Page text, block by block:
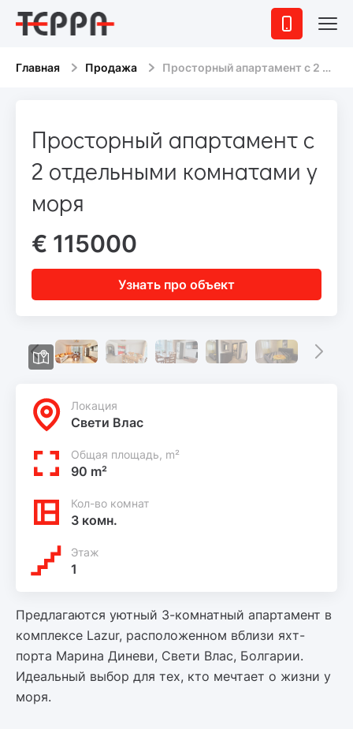
Главная Продажа Просторный апартамент с 2 отдельными комнатами у моря
Просторный апартамент с
2 отдельными комнатами у
моря
€ 115000
Узнать про объект
Локация
Свети Влас
Общая площадь, m²
90 m²
Кол-во комнат
3 комн.
Этаж
1
Предлагаются уютный 3-комнатный апартамент в
комплексе Lazur, расположенном вблизи яхт-
порта Марина Диневи, Свети Влас, Болгарии.
Идеальный выбор для тех, кто мечтает о жизни у
моря.